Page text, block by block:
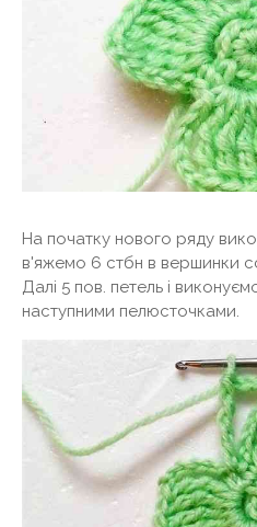
На початку нового ряду
в'яжемо 6 стбн в вершинки
Далі 5 пов. петель і
наступними пелюсточками.